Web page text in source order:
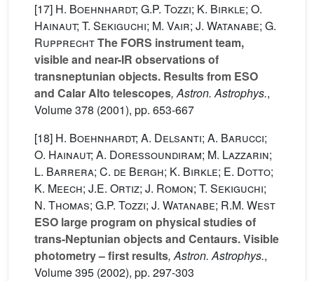
[17] H. Boehnhardt; G.P. Tozzi; K. Birkle; O.
Hainaut; T. Sekiguchi; M. Vair; J. Watanabe; G.
RupprechtThe FORS instrument team,
visible and near-IR observations of
transneptunian objects. Results from ESO
and Calar Alto telescopes, Astron. Astrophys.,
Volume 378 (2001), pp. 653-667
[18] H. Boehnhardt; A. Delsanti; A. Barucci;
O. Hainaut; A. Doressoundiram; M. Lazzarin;
L. Barrera; C. de Bergh; K. Birkle; E. Dotto;
K. Meech; J.E. Ortiz; J. Romon; T. Sekiguchi;
N. Thomas; G.P. Tozzi; J. Watanabe; R.M. West
ESO large program on physical studies of
trans-Neptunian objects and Centaurs. Visible
photometry – first results, Astron. Astrophys.,
Volume 395 (2002), pp. 297-303